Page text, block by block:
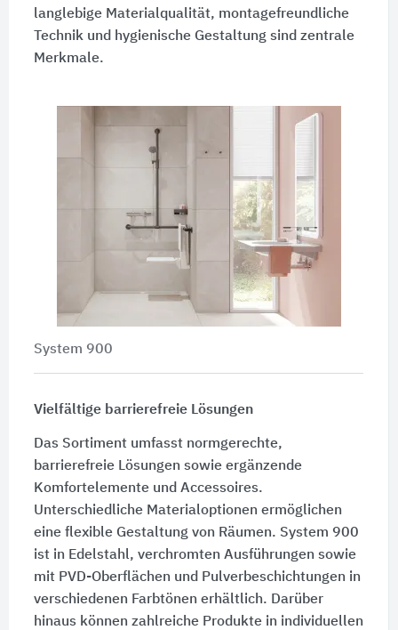
langlebige Materialqualität, montagefreundliche
Technik und hygienische Gestaltung sind zentrale
Merkmale.
System 900
Vielfältige barrierefreie Lösungen
Das Sortiment umfasst normgerechte,
barrierefreie Lösungen sowie ergänzende
Komfortelemente und Accessoires.
Unterschiedliche Materialoptionen ermöglichen
eine flexible Gestaltung von Räumen. System 900
ist in Edelstahl, verchromten Ausführungen sowie
mit PVD-Oberflächen und Pulverbeschichtungen in
verschiedenen Farbtönen erhältlich. Darüber
hinaus können zahlreiche Produkte in individuellen